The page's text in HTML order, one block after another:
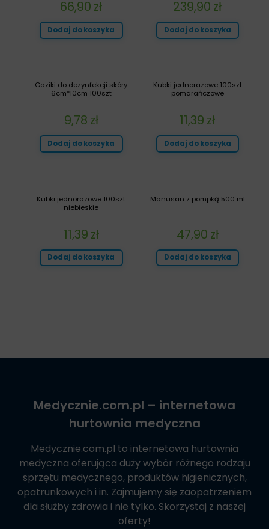
239,90 zł
Dodaj do koszyka
66,90 zł
Dodaj do koszyka
Kubki jednorazowe 100szt
pomarańczowe
11,39 zł
Dodaj do koszyka
Gaziki do dezynfekcji skóry
6cm*10cm 100szt
9,78 zł
Dodaj do koszyka
Manusan z pompką 500 ml
47,90 zł
Dodaj do koszyka
Kubki jednorazowe 100szt
niebieskie
11,39 zł
Dodaj do koszyka
Medycznie.com.pl – internetowa
hurtownia medyczna
Medycznie.com.pl to internetowa hurtownia
medyczna oferująca duży wybór różnego rodzaju
sprzętu medycznego, produktów higienicznych,
opatrunkowych i in. Zajmujemy się zaopatrzeniem
dla służby zdrowia i nie tylko. Skorzystaj z naszej
oferty!